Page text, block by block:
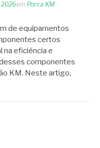
2026em Porca KM
de equipamentos
certos
na eficiência e
componentes
KM. Neste artigo,